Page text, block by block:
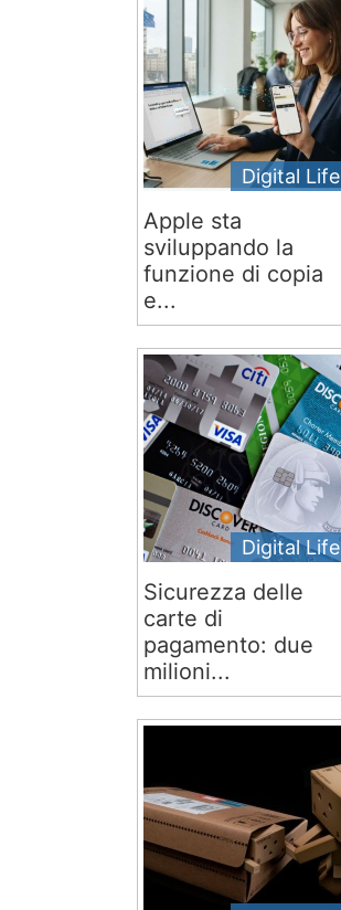
Digital Life
Apple sta
sviluppando la
funzione di copia
e...
Digital Life
Sicurezza delle
carte di
pagamento: due
milioni...